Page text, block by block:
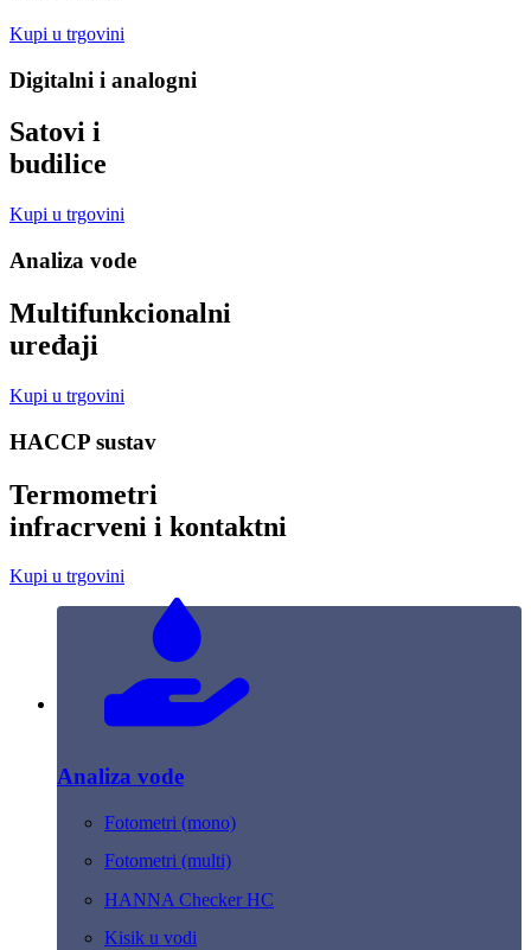
Kupi u trgovini
Digitalni i analogni
Satovi i
budilice
Kupi u trgovini
Analiza vode
Multifunkcionalni
uređaji
Kupi u trgovini
HACCP sustav
Termometri
infracrveni i kontaktni
Kupi u trgovini
Analiza vode
Fotometri (mono)
Fotometri (multi)
HANNA Checker HC
Kisik u vodi